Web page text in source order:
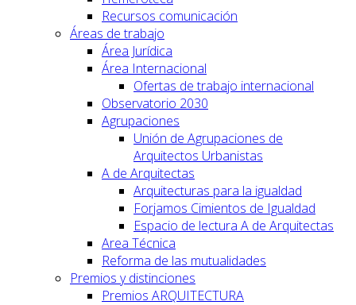
Recursos comunicación
Áreas de trabajo
Área Jurídica
Área Internacional
Ofertas de trabajo internacional
Observatorio 2030
Agrupaciones
Unión de Agrupaciones de
Arquitectos Urbanistas
A de Arquitectas
Arquitecturas para la igualdad
Forjamos Cimientos de Igualdad
Espacio de lectura A de Arquitectas
Area Técnica
Reforma de las mutualidades
Premios y distinciones
Premios ARQUITECTURA